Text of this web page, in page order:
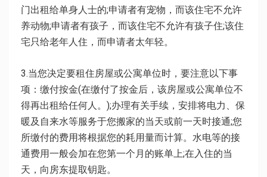
门出租给单身人士的;申请者有宠物，而该住宅不允许
养动物;申请者有孩子，而该住宅不允许有孩子住;该住
宅只给老年人住，而申请者太年轻。
3.当您决定要租住房屋或公寓单位时，要注意以下事
项：缴付按金(在缴付了按金后，该房屋或公寓单位不
得再出租给任何人。);办理有关手续，安排将电力、保
暖及自来水等服务于您搬家的当天或前一天时接通;您
所缴付的费用将根据您的耗用量而计算。水电等的接
通费用一般会加在您第一个月的账单上;在入住的当
天，向房东提取钥匙。